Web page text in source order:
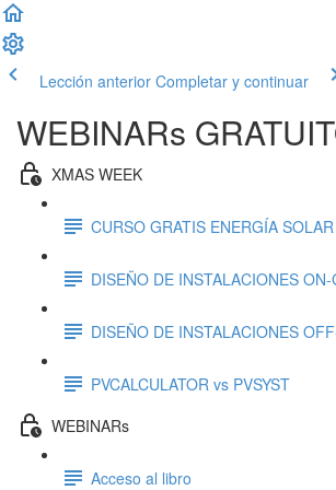
Lección anterior Completar y continuar
WEBINARs
XMAS WEEK
CURSO GRATIS ENERGÍA
DISEÑO DE INSTALACIONES
DISEÑO DE INSTALACIONES
PVCALCULATOR vs PVSYST
WEBINARs
Acceso al libro